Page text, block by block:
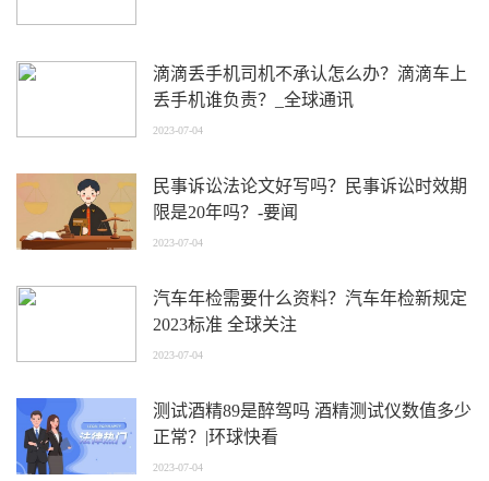
滴滴丢手机司机不承认怎么办？滴滴车上
丢手机谁负责？_全球通讯
2023-07-04
民事诉讼法论文好写吗？民事诉讼时效期
限是20年吗？-要闻
2023-07-04
汽车年检需要什么资料？汽车年检新规定
2023标准 全球关注
2023-07-04
测试酒精89是醉驾吗 酒精测试仪数值多少
正常？|环球快看
2023-07-04